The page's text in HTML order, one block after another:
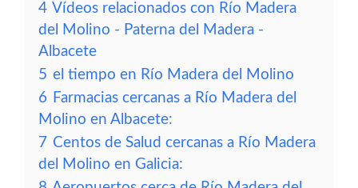
4 Vídeos relacionados con Río Madera
del Molino - Paterna del Madera -
Albacete
5 el tiempo en Río Madera del Molino
6 Farmacias cercanas a Río Madera del
Molino en Albacete:
7 Centos de Salud cercanas a Río Madera
del Molino en Galicia: